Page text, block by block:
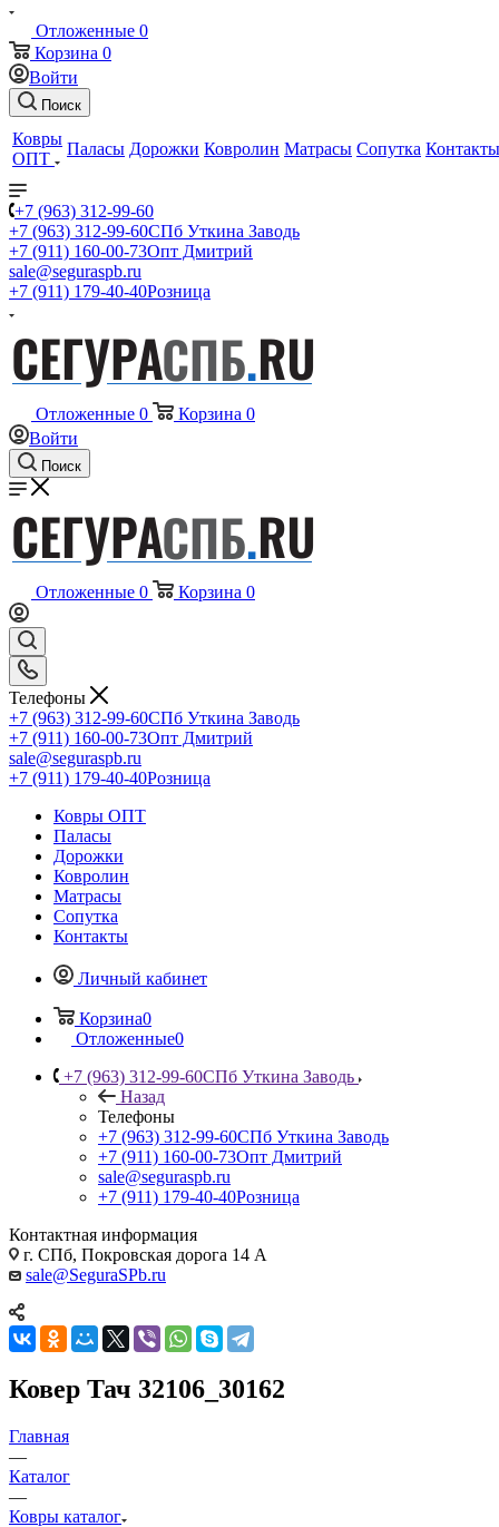
Отложенные 0
Корзина 0
Войти
Поиск
Ковры
ОПТ
Паласы Дорожки Ковролин Матрасы Сопутка Контакты
+7 (963) 312-99-60
+7 (963) 312-99-60СПб Уткина Заводь
+7 (911) 160-00-73Опт Дмитрий
sale@seguraspb.ru
+7 (911) 179-40-40Розница
Отложенные 0 Корзина 0
Войти
Поиск
Отложенные 0 Корзина 0
Телефоны
+7 (963) 312-99-60СПб Уткина Заводь
+7 (911) 160-00-73Опт Дмитрий
sale@seguraspb.ru
+7 (911) 179-40-40Розница
Ковры ОПТ
Паласы
Дорожки
Ковролин
Матрасы
Сопутка
Контакты
Личный кабинет
Корзина0
Отложенные0
+7 (963) 312-99-60СПб Уткина Заводь
Назад
Телефоны
+7 (963) 312-99-60СПб Уткина Заводь
+7 (911) 160-00-73Опт Дмитрий
sale@seguraspb.ru
+7 (911) 179-40-40Розница
Контактная информация
г. СПб, Покровская дорога 14 А
sale@SeguraSPb.ru
Ковер Тач 32106_30162
Главная
—
Каталог
—
Ковры каталог